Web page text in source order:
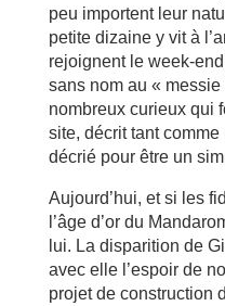
peu importent leur
petite dizaine y vit à
rejoignent le week-
sans nom au «
nombreux curieux qui
site, décrit tant
décrié pour être un
Aujourd’hui, et si les
l’âge d’or du
lui. La disparition de
avec elle l’espoir de
projet de construction